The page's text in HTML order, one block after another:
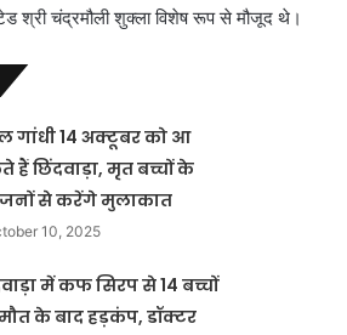
श्री चंद्रमौली शुक्ला विशेष रूप से मौजूद थे।
गांधी 14 अक्टूबर को आ
हैं छिंदवाड़ा, मृत बच्चों के
से करेंगे मुलाकात
10, 2025
में कफ सिरप से 14 बच्चों
के बाद हड़कंप, डॉक्टर